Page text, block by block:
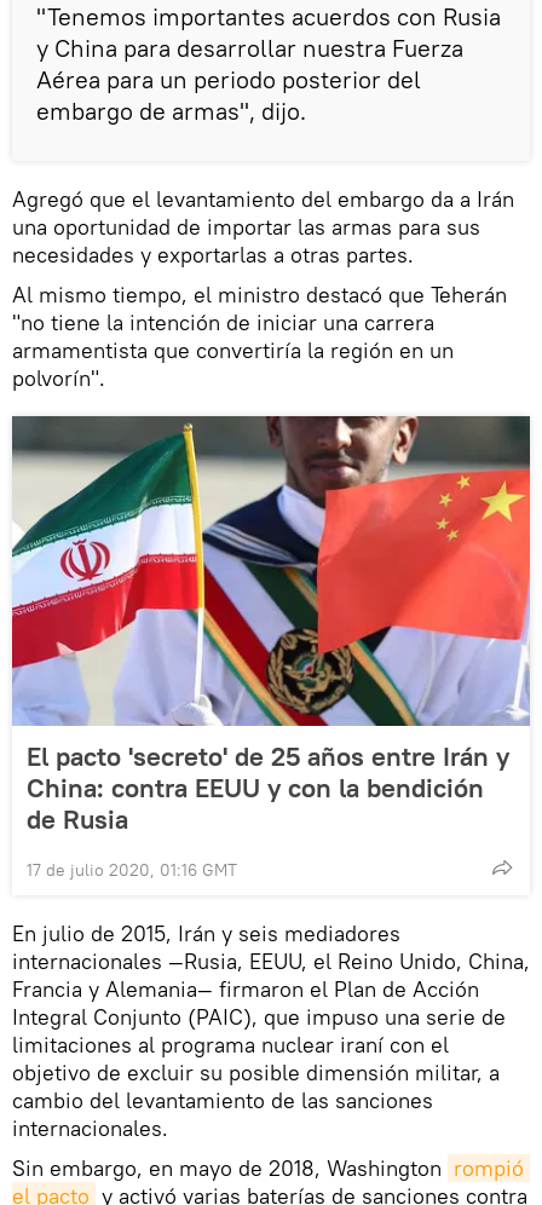
"Tenemos importantes acuerdos con Rusia
y China para desarrollar nuestra Fuerza
Aérea para un periodo posterior del
embargo de armas", dijo.
Agregó que el levantamiento del embargo da a Irán
una oportunidad de importar las armas para sus
necesidades y exportarlas a otras partes.
Al mismo tiempo, el ministro destacó que Teherán
"no tiene la intención de iniciar una carrera
armamentista que convertiría la región en un
polvorín".
El pacto 'secreto' de 25 años entre Irán y
China: contra EEUU y con la bendición
de Rusia
17 de julio 2020, 01:16 GMT
En julio de 2015, Irán y seis mediadores
internacionales —Rusia, EEUU, el Reino Unido, China,
Francia y Alemania— firmaron el Plan de Acción
Integral Conjunto (PAIC), que impuso una serie de
limitaciones al programa nuclear iraní con el
objetivo de excluir su posible dimensión militar, a
cambio del levantamiento de las sanciones
internacionales.
Sin embargo, en mayo de 2018, Washington rompió
el pacto y activó varias baterías de sanciones contra